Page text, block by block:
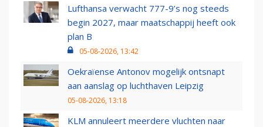
Lufthansa verwacht 777-9’s nog steeds
begin 2027, maar maatschappij heeft ook
plan B
05-08-2026, 13:42
Oekraïense Antonov mogelijk ontsnapt
aan aanslag op luchthaven Leipzig
05-08-2026, 13:18
KLM annuleert meerdere vluchten naar